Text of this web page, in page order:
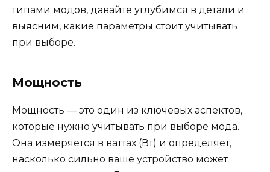
типами модов, давайте углубимся в детали и
выясним, какие параметры стоит учитывать
при выборе.
Мощность
Мощность — это один из ключевых аспектов,
которые нужно учитывать при выборе мода.
Она измеряется в ваттах (Вт) и определяет,
насколько сильно ваше устройство может